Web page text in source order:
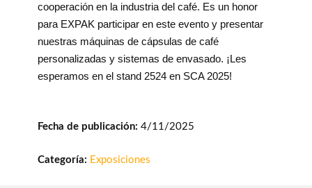
cooperación en la industria del café. Es un honor
para EXPAK participar en este evento y presentar
nuestras máquinas de cápsulas de café
personalizadas y sistemas de envasado. ¡Les
esperamos en el stand 2524 en SCA 2025!
Fecha de publicación: 4/11/2025
Categoría: Exposiciones